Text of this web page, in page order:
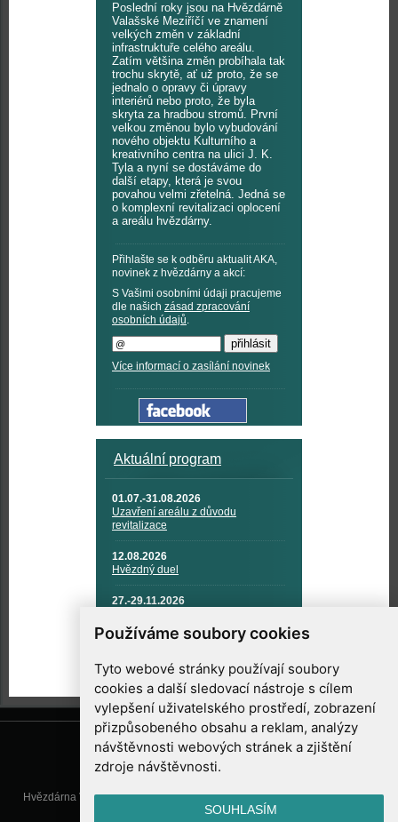
Používáme soubory cookies
Tyto webové stránky používají soubory
cookies a další sledovací nástroje s cílem
vylepšení uživatelského prostředí, zobrazení
přizpůsobeného obsahu a reklam, analýzy
návštěvnosti webových stránek a zjištění
zdroje návštěvnosti.
SOUHLASÍM
Poslední roky jsou na Hvězdárně
Valašské Meziříčí ve znamení
velkých změn v základní
infrastruktuře celého areálu.
Zatím většina změn probíhala tak
trochu skrytě, ať už proto, že se
jednalo o opravy či úpravy
interiérů nebo proto, že byla
skryta za hradbou stromů. První
velkou změnou bylo vybudování
nového objektu Kulturního a
kreativního centra na ulici J. K.
Tyla a nyní se dostáváme do
další etapy, která je svou
povahou velmi zřetelná. Jedná se
o komplexní revitalizaci oplocení
a areálu hvězdárny.
Přihlašte se k odběru aktualit AKA,
novinek z hvězdárny a akcí:
S Vašimi osobními údaji pracujeme
dle našich zásad zpracování
osobních údajů.
Více informací o zasílání novinek
Aktuální program
01.07.-31.08.2026
Uzavření areálu z důvodu
revitalizace
12.08.2026
Hvězdný duel
27.-29.11.2026
TECHNIKA A KOSMICKÉ
TECHNOLOGIE
Hvězdárna Valašské Meziříčí, příspěvková organizace, Vsetínská 78, 757
01 Valašské Meziříčí